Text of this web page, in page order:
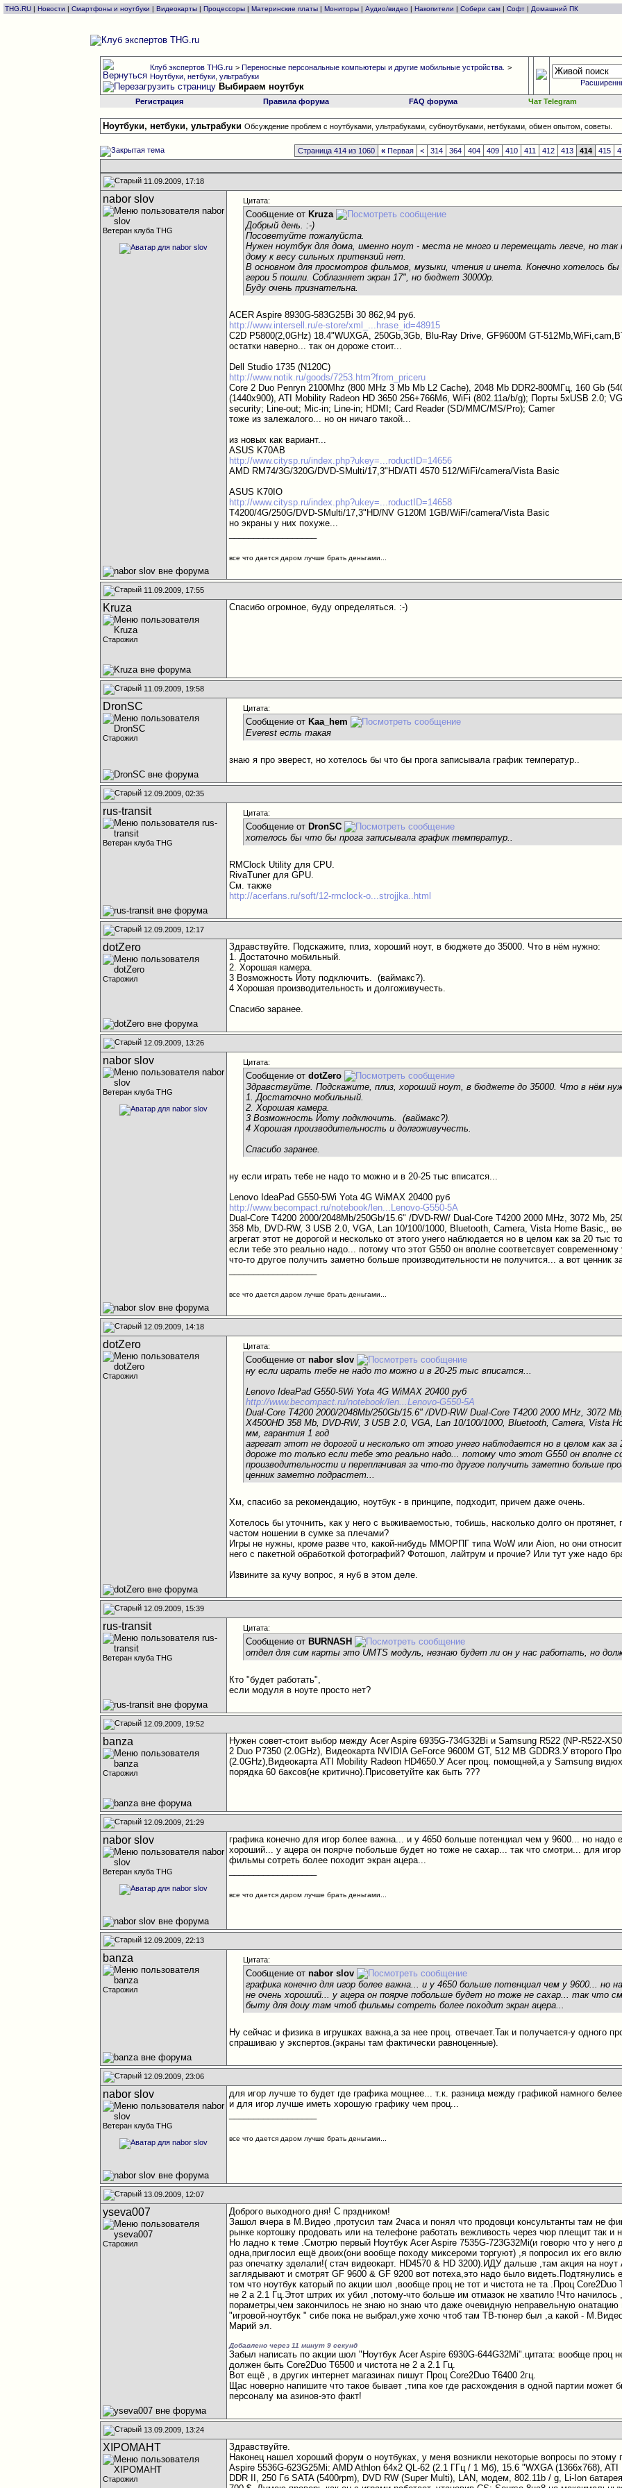
THG.RU | Новости | Смартфоны и ноутбуки | Видеокарты | Процессоры | Материнские платы | Мониторы | Аудио/видео | Накопители | Собери сам | Софт | Домашний ПК
Клуб экспертов THG.ru >Переносные персональные компьютеры и другие мобильные устройства.
>
Ноутбуки, нетбуки, ультрабуки
Выбираем ноутбук
Регистрация Правила форума FAQ форума Чат Telegram
Ноутбуки, нетбуки, ультрабуки Обсуждение проблем с ноутбуками, ультрабуками, субноутбуками, нетбуками, обмен опытом, советы.
Страница 414 из 1060 « Первая < 314 364 404 409 410 411 412 413 414 415
11.09.2009, 17:18
nabor slov
Ветеран клуба THG
Цитата:
Сообщение от Kruza
Добрый день. :-)
Посоветуйте пожалуйста.
Нужен ноутбук для дома, именно ноут - места не много и перемещать легче, но так
дому к весу сильных притензий нет.
В основном для просмотров фильмов, музыки, чтения и инета. Конечно хотелось
герои 5 пошли. Соблазняет экран 17", но бюджет 30000р.
Буду очень признательна.
ACER Aspire 8930G-583G25Bi 30 862,94 руб.
http://www.intersell.ru/e-store/xml_...hrase_id=48915
C2D P5800(2,0GHz) 18.4"WUXGA, 250Gb,3Gb, Blu-Ray Drive, GF9600M GT-
остатки наверно... так он дороже стоит...
Dell Studio 1735 (N120C)
http://www.notik.ru/goods/7253.htm?from_priceru
Core 2 Duo Penryn 2100Mhz (800 MHz 3 Mb Mb L2 Cache), 2048 Mb DDR2-800МГц, 160 Gb
(1440x900), ATI Mobility Radeon HD 3650 256+766Мб, WiFi (802.11a/b/g); Порты 5xUSB 2.0;
security; Line-out; Mic-in; Line-in; HDMI; Card Reader (SD/MMC/MS/Pro); Camer
тоже из залежалого... но он ничаго такой...
из новых как вариант...
ASUS K70AB
http://www.citysp.ru/index.php?ukey=...roductID=14656
AMD RM74/3G/320G/DVD-SMulti/17,3"HD/ATI 4570 512/WiFi/camera/Vista Basic
ASUS K70IO
http://www.citysp.ru/index.php?ukey=...roductID=14658
T4200/4G/250G/DVD-SMulti/17,3"HD/NV G120M 1GB/WiFi/camera/Vista Basic
но экраны у них похуже...
все что дается даром лучше брать деньгами...
11.09.2009, 17:55
Kruza
Старожил
Спасибо огромное, буду определяться. :-)
11.09.2009, 19:58
DronSC
Старожил
Цитата:
Сообщение от Kaa_hem
Everest есть такая
знаю я про эверест, но хотелось бы что бы прога записывала график температур..
12.09.2009, 02:35
rus-transit
Ветеран клуба THG
Цитата:
Сообщение от DronSC
хотелось бы что бы прога записывала график температур..
RMClock Utility для CPU.
RivaTuner для GPU.
См. также
http://acerfans.ru/soft/12-rmclock-o...strojjka..html
12.09.2009, 12:17
dotZero
Старожил
Здравствуйте. Подскажите, плиз, хороший ноут, в бюджете до 35000. Что в нём нужно:
1. Достаточно мобильный.
2. Хорошая камера.
3 Возможность Йоту подключить. (ваймакс?).
4 Хорошая производительность и долгоживучесть.
Спасибо заранее.
12.09.2009, 13:26
nabor slov
Ветеран клуба THG
Цитата:
Сообщение отdotZero
Здравствуйте. Подскажите, плиз, хороший ноут, в бюджете до 35000. Что в нём
1. Достаточно мобильный.
2. Хорошая камера.
3 Возможность Йоту подключить.
(ваймакс?).
4 Хорошая производительность и долгоживучесть.
Спасибо заранее.
ну если играть тебе не надо то можно и в 20-25 тыс вписатся...
Lenovo IdeaPad G550-5Wi Yota 4G WiMAX 20400 руб
http://www.becompact.ru/notebook/len...Lenovo-G550-5A
Dual-Core T4200 2000/2048Mb/250Gb/15.6" /DVD-RW/ Dual-Core T4200 2000 MHz, 3072 Mb,
358 Mb, DVD-RW, 3 USB 2.0, VGA, Lan 10/100/1000, Bluetooth, Camera, Vista Home Basic,,
агрегат этот не дорогой и несколько от этого унего наблюдается но в целом как за 20 тыс
если тебе это реально надо... потому что этот G550 он вполне соответсвует
что-то другое получить заметно больше производительности не получится... а вот ценник
все что дается даром лучше брать деньгами...
12.09.2009, 14:18
dotZero
Старожил
Цитата:
Сообщение отnabor slov
ну если играть тебе не надо то можно и в 20-25 тыс вписатся...
Lenovo IdeaPad G550-5Wi Yota 4G WiMAX 20400 руб
http://www.becompact.ru/notebook/len...Lenovo-G550-5A
Dual-Core T4200 2000/2048Mb/250Gb/15.6" /DVD-RW/ Dual-Core T4200 2000 MHz, 3072
X4500HD 358 Mb, DVD-RW, 3 USB 2.0, VGA, Lan 10/100/1000, Bluetooth, Camera, Vista
мм, гарантия 1 год
агрегат этот не дорогой и несколько от этого унего наблюдается но в целом как
дороже то только если тебе это реально надо... потому что этот G550 он вполне
производительности и переплачивая за что-то другое получить заметно больше
ценник заметно подрастет...
Хм, спасибо за рекомендацию, ноутбук - в принципе, подходит, причем даже очень.
Хотелось бы уточнить, как у него с выживаемостью, тобишь, насколько долго он
частом ношении в сумке за плечами?
Игры не нужны, кроме разве что, какой-нибудь ММОРПГ типа WoW или Aion, но они
него с пакетной обработкой фотографий? Фотошоп, лайтрум и прочие? Или тут уже надо
Извините за кучу вопрос, я нуб в этом деле.
12.09.2009, 15:39
rus-transit
Ветеран клуба THG
Цитата:
Сообщение от BURNASH
отдел для сим карты это UMTS модуль, незнаю будет ли он у нас работать, но
Кто "будет работать",
если модуля в ноуте просто нет?
12.09.2009, 19:52
banza
Старожил
Нужен совет-стоит выбор между Acer Aspire 6935G-734G32Bi и Samsung R522 (NP-R522-
2 Duo P7350 (2.0GHz), Видеокарта NVIDIA GeForce 9600M GT, 512 MB GDDR3.У второго
(2.0GHz),Видеокарта ATI Mobility Radeon HD4650.У Acer проц. помощней,а у Samsung
порядка 60 баксов(не критично).Присоветуйте как быть ???
12.09.2009, 21:29
nabor slov
Ветеран клуба THG
графика конечно для игор более важна... и у 4650 больше потенциал чем у 9600... но надо
хороший... у ацера он поярче побольше будет но тоже не сахар... так что смотри... для
фильмы сотреть более походит экран ацера...
все что дается даром лучше брать деньгами...
12.09.2009, 22:13
banza
Старожил
Цитата:
Сообщение отnabor slov
графика конечно для игор более важна... и у 4650 больше потенциал чем у 9600... но
не очень хороший... у ацера он поярче побольше будет но тоже не сахар... так что
быту для доиу там чтоб фильмы сотреть более походит экран ацера...
Ну сейчас и физика в игрушках важна,а за нее проц. отвечает.Так и получается-у одного
спрашиваю у экспертов.(экраны там фактически равноценные).
12.09.2009, 23:06
nabor slov
Ветеран клуба THG
для игор лучше то будет где графика мощнее... т.к. разница между графикой намного
и для игор лучше иметь хорошую графику чем проц...
все что дается даром лучше брать деньгами...
13.09.2009, 12:07
yseva007
Старожил
Доброго выходного дня! С прздником!
Зашол вчера в М.Видео ,протусил там 2часа и понял что продовци консультанты там не
рынке кортошку продовать или на телефоне работать вежливость через чюр плещит так и
Но ладно к теме .Смотрю первый Ноутбук Acer Aspire 7535G-723G32Mi(и говорю что у
одна,приглосил ещё двоих(они вообще походу миксероми торгуют) ,я попросил их его
раз опечатку зделали!( стач видеокарт. HD4570 & HD 3200).ИДУ дальше ,там акция на
заглядывают и смотрят GF 9600 & GF 9200 вот потеха,это надо было
том что ноутбук каторый по акции шол ,вообще проц не тот и чистота не та .Проц
не 2 а 2.1 Гц.Этот штрих их убил ,потому-что больше им отмазок не хватило !Что начилось
пораметры,чем закончилось не знаю но знаю что даже очевидную неправельную
"игровой-ноутбук " сибе пока не выбрал,уже хочю чтоб там ТВ-тюнер был ,а какой -
Марий эл.
Добавлено через 11 минут 9 секунд
Забыл написать по акции шол "Ноутбук Acer Aspire 6930G-644G32Mi".цитата: вообще проц
должен быть Core2Duo T6500 и чистота не 2 а 2.1 Гц.
Вот ещё , в других интернет магазинах пишут Проц Core2Duo T6400 2гц.
Щас новерно напишите что такое бывает ,типа кое где расхождения в одной партии может
персоналу ма азинов-это факт!
13.09.2009, 13:24
XIPOMAHT
Старожил
Здравствуйте.
Наконец нашел хороший форум о ноутбуках, у меня возникли некоторые вопросы по этому
Aspire 5536G-623G25Mi: AMD Athlon 64x2 QL-62 (2.1 ГГц / 1 Мб), 15.6 "WXGA (1366x768),
DDR II, 250 Гб SATA (5400rpm), DVD RW (Super Multi), LAN, модем, 802.11b / g, Li-Ion